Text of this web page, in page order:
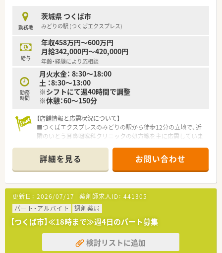
円滑にコミュニケーションが取れる協調性のある方が理想的で
す。
勤務地
茨城県 つくば市
みどりの駅 (つくばエクスプレス)
給与
年収458万円～600万円
月給342,000円～420,000円
年齢・経験により応相談
勤務
時間
月火水金： 8:30～18:00
土 ：8:30～13:00
※シフトにて週40時間で調整
※休憩：60～150分
【店舗情報と応需状況について】
■つくばエクスプレスのみどりの駅から徒歩12分の立地で、近
隣のいとう耳鼻咽喉科クリニックの処方箋を主に応需していま
■応需科目は耳鼻科メインとなっており、1日あたりの処方箋枚
数は約82枚で、迅速かつ正確な調剤スキルが求められる職場で
す。
■勤務スタッフは男性薬剤師2名と女性薬剤師1名の計3名体制
で、医療事務も3名在籍しており連携体制が非常に整っていま
す。
【募集背景と求める人物像について】
■今回は欠員補充に伴う急募案件のため、これまでの調剤経験を
活かして即戦力として現場を支えてくださる方を切実に求めて
詳細を見る お問い合わせ
更新日： 2026/07/17 薬剤師求人ID： 441305
パート・アルバイト
調剤薬局
【つくば市】≪18時まで≫週4日のパート募集
検討リストに追加